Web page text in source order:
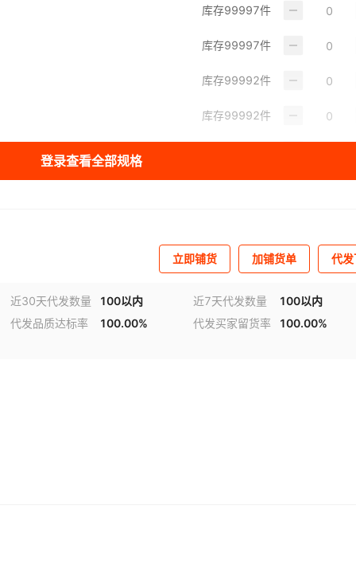
库存99997件
库存99997件
库存99992件
库存99992件
登录查看全部规格
立即铺货 加铺货单 代
近30天代发数量 100以内 近7天代发数量
100以内
代发品质达标率
100.00% 代发买家留货率 100.00%